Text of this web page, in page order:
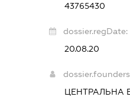
43765430
dossier.regDate:
20.08.20
ЦЕНТРАЛЬНА